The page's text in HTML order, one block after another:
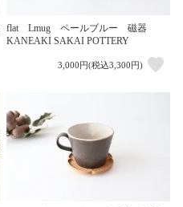
flat Lmug ペールブルー 磁器
KANEAKI SAKAI POTTERY
3,000円(税込3,300円)